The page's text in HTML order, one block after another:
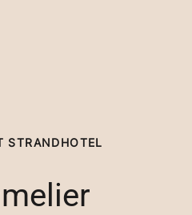
STRANDHOTEL